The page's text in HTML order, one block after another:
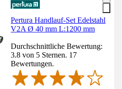
Pertura Handlauf-Set Edelstahl
V2A Ø 40 mm L:1200 mm
Durchschnittliche Bewertung:
3.8 von 5 Sternen. 17
Bewertungen.